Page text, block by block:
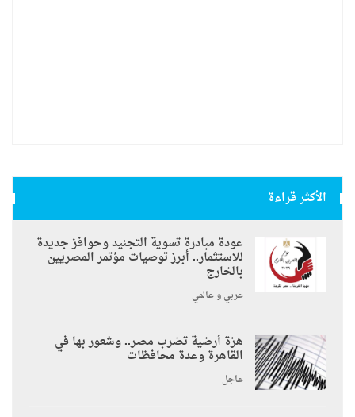
الأكثر قراءة
عودة مبادرة تسوية التجنيد وحوافز جديدة
للاستثمار.. أبرز توصيات مؤتمر المصريين
بالخارج
عربي و عالمي
هزة أرضية تضرب مصر.. وشعور بها في
القاهرة وعدة محافظات
عاجل